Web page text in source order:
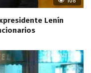
Lenín